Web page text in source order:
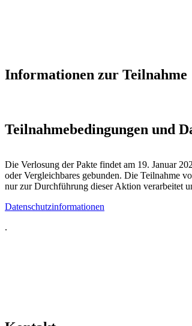
Informationen zur Teilnahme
Teil­nahme­bedingungen und
Die Verlosung der Pakte findet am 19. Januar
oder Vergleichbares gebunden. Die Teilnahme
nur zur Durchführung dieser Aktion verarbeitet
Datenschutzinformationen
.